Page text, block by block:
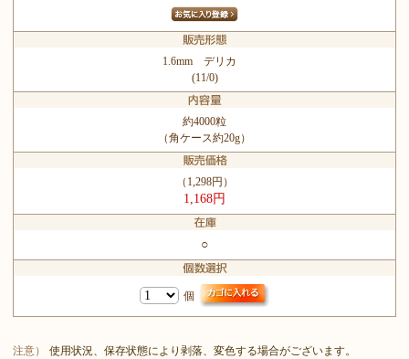
1.6mm デリカ
(11/0)
約4000粒
（角ケース約20g）
（1,298円）
1,168円
○
個
注意） 使用状況、保存状態により剥落、変色する場合がございます。